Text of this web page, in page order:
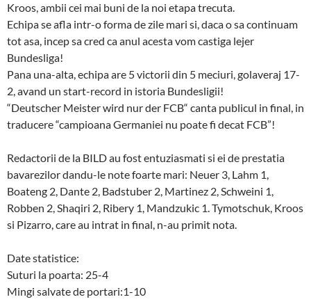
Kroos, ambii cei mai buni de la noi etapa trecuta.
Echipa se afla intr-o forma de zile mari si, daca o sa continuam
tot asa, incep sa cred ca anul acesta vom castiga lejer
Bundesliga!
Pana una-alta, echipa are 5 victorii din 5 meciuri, golaveraj 17-
2, avand un start-record in istoria Bundesligii!
“Deutscher Meister wird nur der FCB“ canta publicul in final, in
traducere “campioana Germaniei nu poate fi decat FCB”!
Redactorii de la BILD au fost entuziasmati si ei de prestatia
bavarezilor dandu-le note foarte mari: Neuer 3, Lahm 1,
Boateng 2, Dante 2, Badstuber 2, Martinez 2, Schweini 1,
Robben 2, Shaqiri 2, Ribery 1, Mandzukic 1. Tymotschuk, Kroos
si Pizarro, care au intrat in final, n-au primit nota.
Date statistice:
Suturi la poarta: 25-4
Mingi salvate de portari:1-10